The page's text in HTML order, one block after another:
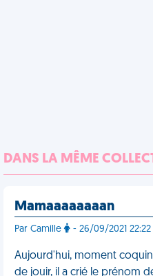
DANS LA MÊME
Mamaaaaaaaan
Par Camille - 26/09/2021
Aujourd'hui, moment
de jouir, il a crié le prénom